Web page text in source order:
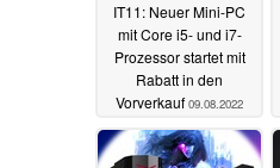
IT11: Neuer Mini-PC
mit Core i5- und i7-
Prozessor startet mit
Rabatt in den
Vorverkauf 09.08.2022